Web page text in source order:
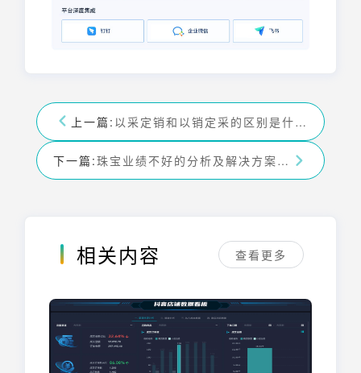
上一篇: 以采定销和以销定采的区别是什么？请看详细解答-九数云BI
下一篇: 珠宝业绩不好的分析及解决方案-九数云BI
相关内容 查看更多